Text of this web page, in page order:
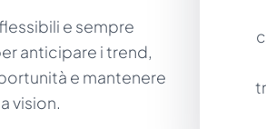
e sempre
anticipare i trend,
e mantenere
vision.